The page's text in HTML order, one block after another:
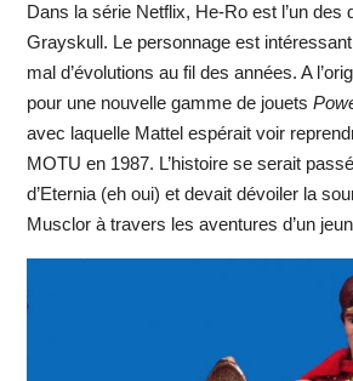
Dans la série Netflix, He-Ro est l’un des
Grayskull. Le personnage est
mal d’évolutions au fil des années. A
pour une nouvelle gamme de jouets
avec laquelle Mattel espérait voir
MOTU en 1987. L’histoire se serait
d’Eternia (eh oui) et devait dévoiler la
Musclor à travers les aventures d’un